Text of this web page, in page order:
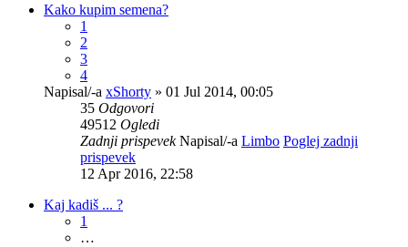
Kako kupim semena?
1
2
3
4
Napisal/-a xShorty » 01 Jul 2014, 00:05
35 Odgovori
49512 Ogledi
Zadnji prispevekNapisal/-a Limbo Poglej zadnji
prispevek
12 Apr 2016, 22:58
Kaj kadiš ... ?
1
…